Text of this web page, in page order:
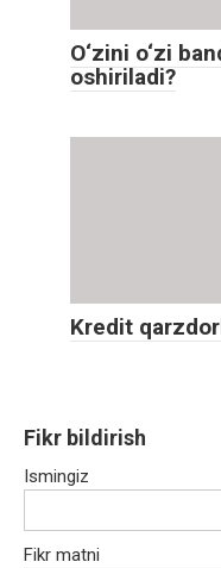
O‘zini o‘zi
oshiriladi?
Kredit
Fikr bildirish
Ismingiz
Fikr matni